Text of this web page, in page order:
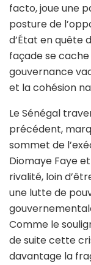
facto, joue une
posture de
d’État en quête
façade se
gouvernance
et la cohésion
Le Sénégal
précédent,
sommet de
Diomaye Faye
rivalité, loin
une lutte de
Comme le
de suite cette
davantage la